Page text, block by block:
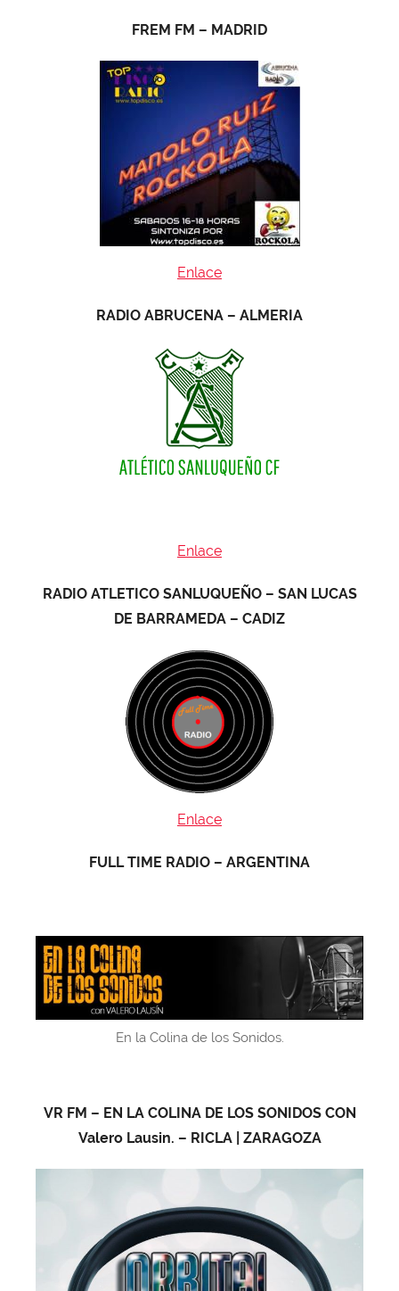
FREM FM – MADRID
Enlace
RADIO ABRUCENA – ALMERIA
Enlace
RADIO ATLETICO SANLUQUEÑO – SAN LUCAS
DE BARRAMEDA – CADIZ
Enlace
FULL TIME RADIO – ARGENTINA
En la Colina de los Sonidos.
VR FM – EN LA COLINA DE LOS SONIDOS CON
Valero Lausin. – RICLA | ZARAGOZA